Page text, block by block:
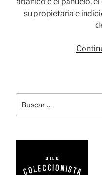
su propietaria e
por: